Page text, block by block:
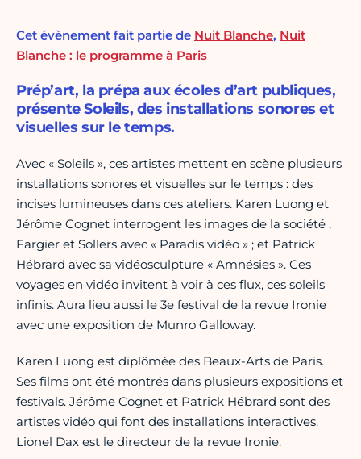
Cet évènement fait partie de Nuit Blanche, Nuit
Blanche : le programme à Paris
Prép’art, la prépa aux écoles d’art publiques,
présente Soleils, des installations sonores et
visuelles sur le temps.
Avec « Soleils », ces artistes mettent en scène plusieurs
installations sonores et visuelles sur le temps : des
incises lumineuses dans ces ateliers. Karen Luong et
Jérôme Cognet interrogent les images de la société ;
Fargier et Sollers avec « Paradis vidéo » ; et Patrick
Hébrard avec sa vidéosculpture « Amnésies ». Ces
voyages en vidéo invitent à voir à ces flux, ces soleils
infinis. Aura lieu aussi le 3e festival de la revue Ironie
avec une exposition de Munro Galloway.
Karen Luong est diplômée des Beaux-Arts de Paris.
Ses films ont été montrés dans plusieurs expositions et
festivals. Jérôme Cognet et Patrick Hébrard sont des
artistes vidéo qui font des installations interactives.
Lionel Dax est le directeur de la revue Ironie.